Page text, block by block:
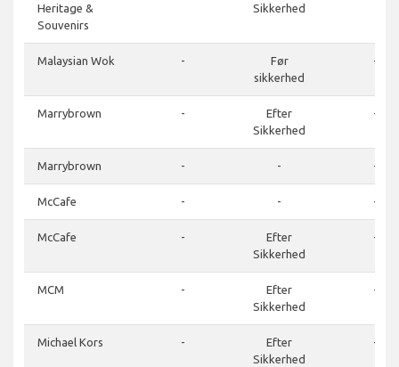
Heritage &
Souvenirs
Sikkerhed
Malaysian Wok -
Før
sikkerhed
-
Marrybrown -
Efter
Sikkerhed
-
Marrybrown - - -
McCafe - - -
McCafe -
Efter
Sikkerhed
-
MCM -
Efter
Sikkerhed
-
Michael Kors -
Efter
Sikkerhed
-